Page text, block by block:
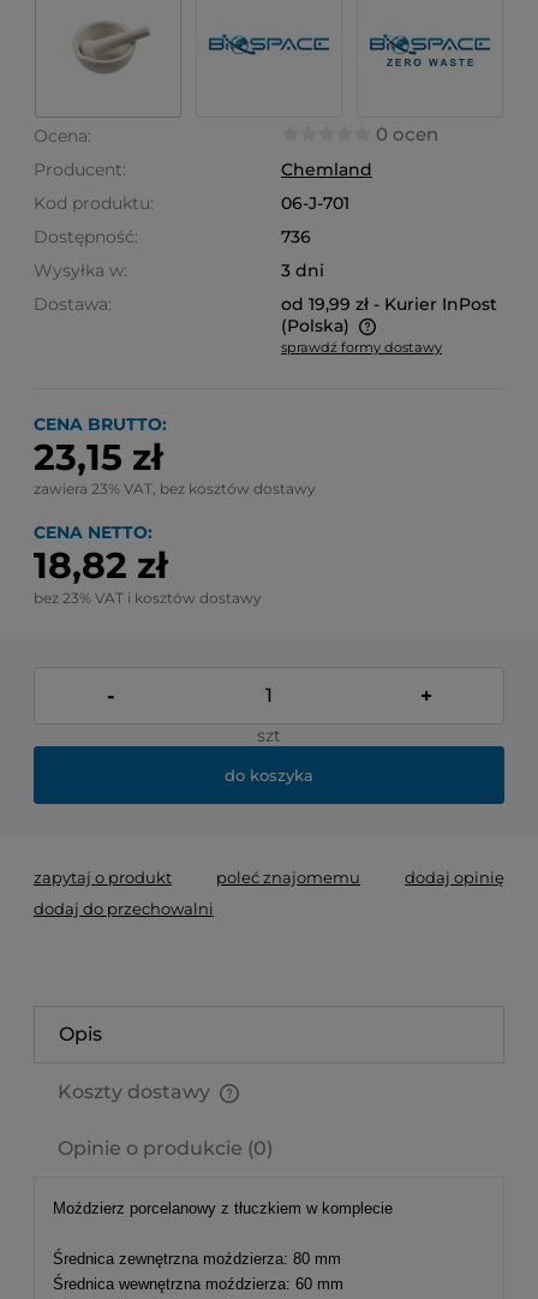
Ocena: 0 ocen
Producent:
Chemland
Kod produktu:
06-J-701
Dostępność:
736
Wysyłka w:
3 dni
Dostawa:
od 19,99 zł - Kurier InPost
(Polska)
Cena nie zawiera ewentualnych kosztów płatności
sprawdź formy dostawy
CENA BRUTTO:
23,15 zł
zawiera 23% VAT, bez kosztów dostawy
CENA NETTO:
18,82 zł
bez 23% VAT i kosztów dostawy
- +
szt
do koszyka
zapytaj o produkt poleć znajomemu
dodaj opinię
dodaj do przechowalni
Opis
Koszty dostawy
Opinie o produkcie (0)
Moździerz porcelanowy z tłuczkiem w komplecie
Średnica zewnętrzna moździerza: 80 mm
Średnica wewnętrzna moździerza: 60 mm